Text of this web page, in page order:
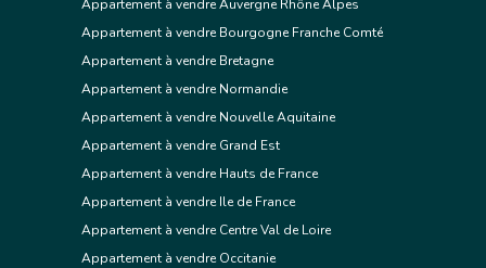
Appartement à vendre Auvergne Rhône Alpes
Appartement à vendre Bourgogne Franche Comté
Appartement à vendre Bretagne
Appartement à vendre Normandie
Appartement à vendre Nouvelle Aquitaine
Appartement à vendre Grand Est
Appartement à vendre Hauts de France
Appartement à vendre Ile de France
Appartement à vendre Centre Val de Loire
Appartement à vendre Occitanie